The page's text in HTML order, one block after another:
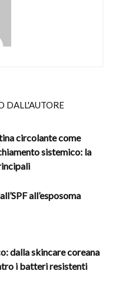
DALL'AUTORE
circolante come
sistemico: la
all’esposoma
dalla skincare coreana
i batteri resistenti